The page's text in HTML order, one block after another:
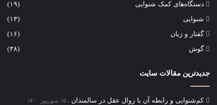
دستگاه‌های کمک شنوایی (۱۹)
شنوایی (۱۳)
گفتار و زبان (۱۶)
گوش (۳۸)
جدیدترین مقالات سایت
کم‌شنوایی و رابطه آن با زوال عقل در سالمندان ۱۵ شهریور ۱۴۰۰